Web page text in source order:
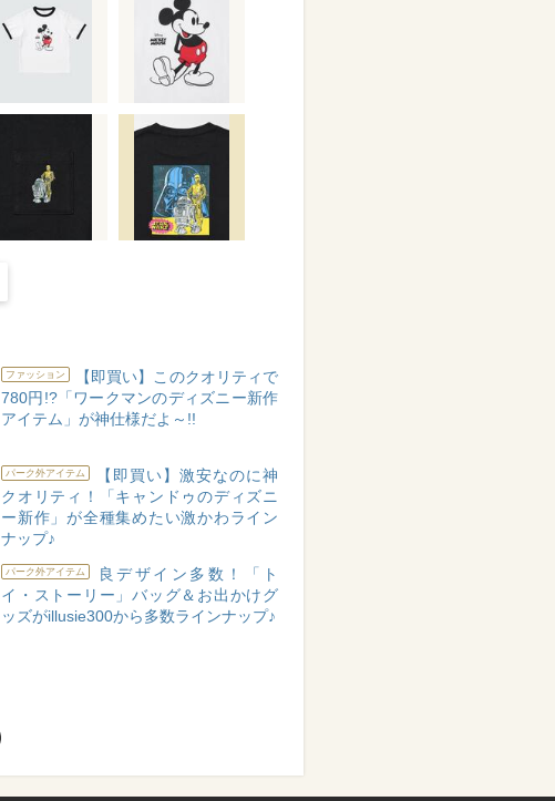
ファッション
【即買い】このクオリティで
780円!?「ワークマンのディズニー新作
アイテム」が神仕様だよ～!!
パーク外アイテム
【即買い】激安なのに神
クオリティ！「キャンドゥのディズニ
ー新作」が全種集めたい激かわライン
ナップ♪
パーク外アイテム
良デザイン多数！「ト
イ・ストーリー」バッグ＆お出かけグ
ッズがillusie300から多数ラインナップ♪